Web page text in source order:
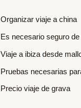
r
p
o
r
Organizar viaje a china
Es necesario seguro
Viaje a ibiza desde
Pruebas necesarias
Precio viaje de grava